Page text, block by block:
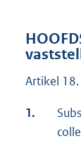
Artikel
1.